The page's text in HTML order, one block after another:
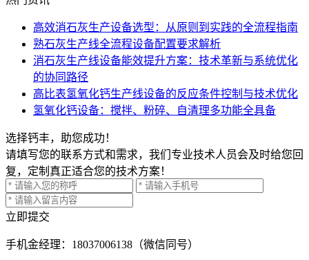
高效消石灰生产设备选型：从原则到实践的全流程指南
熟石灰生产线全流程设备配置要求解析
消石灰生产线设备能效提升方案：技术革新与系统优化
的协同路径
高比表氢氧化钙生产线设备的反应条件控制与技术优化
氢氧化钙设备：搅拌、粉碎、自清理多功能全具备
选择钙丰，助您成功！
请填写您的联系方式和需求，我们专业技术人员会及时给您回
复，定制真正适合您的技术方案！
立即提交
手机金经理：18037006138（微信同号）